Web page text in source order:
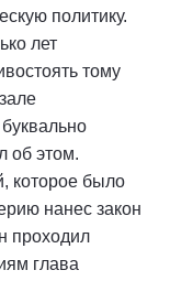
политику.
лет
тому
буквально
об этом.
которое было
нанес закон
проходил
глава